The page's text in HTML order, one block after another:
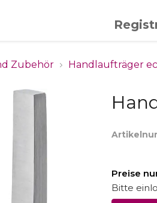
V4A Aluminium
System
Zubehör Handlaufträger
Preise
Bitte